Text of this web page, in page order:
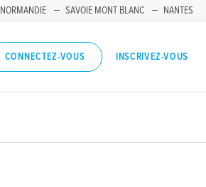
NORMANDIE SAVOIE MONT BLANC
NANTES
CONNECTEZ-VOUS INSCRIVEZ-VOUS